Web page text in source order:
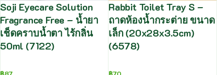
Soji Eyecare Solution
Fragrance Free – น้ำยา
เช็ดคราบน้ำตา ไร้กลิ่น
50ml (7122)
Rabbit Toilet Tray S –
ถาดห้องน้ำกระต่าย ขนาด
เล็ก (20x28x3.5cm)
(6578)